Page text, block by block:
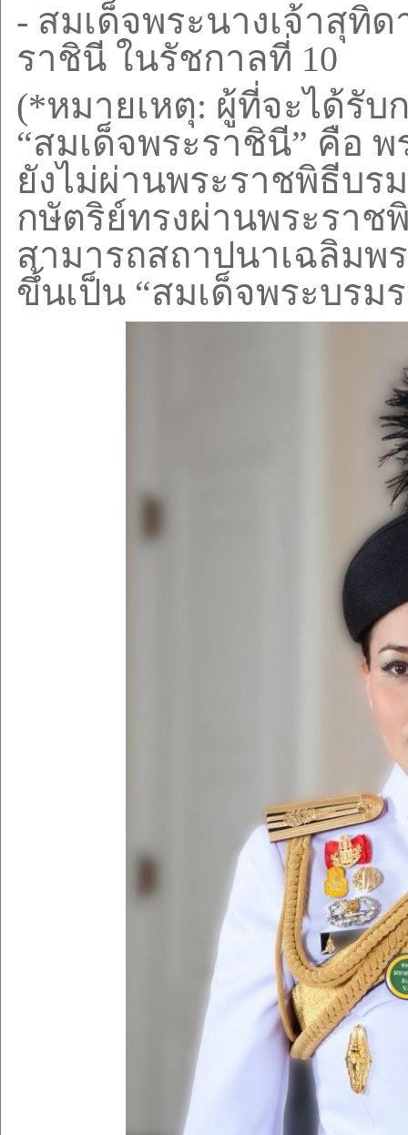
- สมเด็จพระนางเจ้าสุทิ
ราชินี ในรัชกาลที่ 10
(*หมายเหตุ: ผู้ที่จะได้รับ
“สมเด็จพระราชินี” คือ พ
ยังไม่ผ่านพระราชพิธีบร
กษัตริย์ทรงผ่านพระราช
สามารถสถาปนาเฉลิมพ
ขึ้นเป็น “สมเด็จพระบรม